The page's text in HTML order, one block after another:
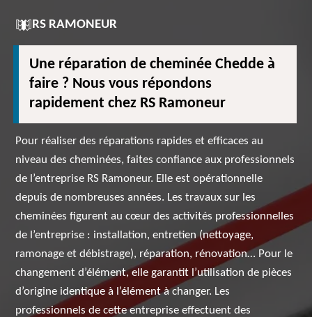
RS RAMONEUR
Une réparation de cheminée Chedde à
faire ? Nous vous répondons
rapidement chez RS Ramoneur
Pour réaliser des réparations rapides et efficaces au
niveau des cheminées, faites confiance aux professionnels
de l’entreprise RS Ramoneur. Elle est opérationnelle
depuis de nombreuses années. Les travaux sur les
cheminées figurent au cœur des activités professionnelles
de l’entreprise : installation, entretien (nettoyage,
ramonage et débistrage), réparation, rénovation… Pour le
changement d’élément, elle garantit l’utilisation de pièces
d’origine identique à l’élément à changer. Les
professionnels de cette entreprise effectuent des